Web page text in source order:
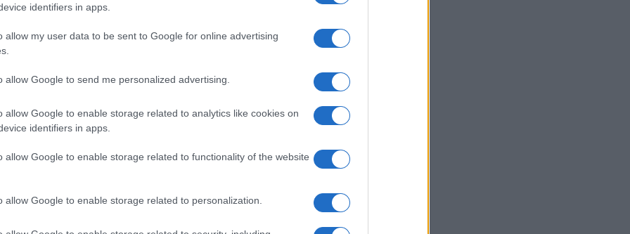
identifiers in apps.
allow my user data to be sent to Google for online advertising
allow Google to send me personalized advertising.
allow Google to enable storage related to analytics like cookies on
identifiers in apps.
allow Google to enable storage related to functionality of the website
allow Google to enable storage related to personalization.
nie znajdują swoich amatorów
na używane samochody